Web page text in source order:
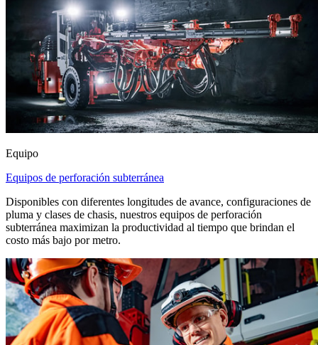
Equipo
Equipos de perforación subterránea
Disponibles con diferentes longitudes de avance, configuraciones de
pluma y clases de chasis, nuestros equipos de perforación
subterránea maximizan la productividad al tiempo que brindan el
costo más bajo por metro.